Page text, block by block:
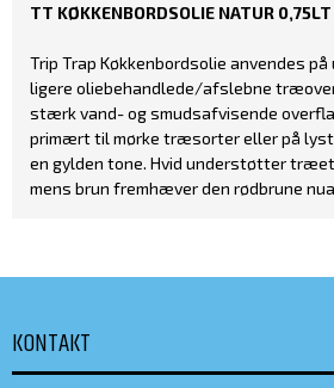
TT KØKKENBORDSOLIE NATUR 0,75LT
Trip Trap Køkkenbordsolie anvendes
ligere oliebehandlede/afslebne
stærk vand- og smudsafvisende
primært til mørke træsorter eller på
en gylden tone. Hvid understøtter
mens brun fremhæver den rødbrune
KONTAKT